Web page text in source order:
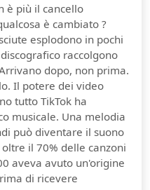
è più il cancello
è cambiato ?
esplodono in pochi
raccolgono
dopo, non prima.
Il potere dei video
tutto TikTok ha
musicale. Una melodia
può diventare il suono
il 70% delle canzoni
aveva avuto un'origine
di ricevere